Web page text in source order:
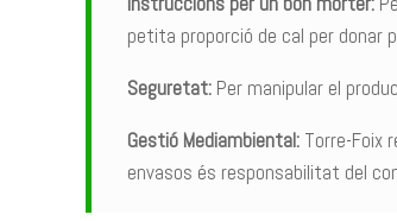
petita proporció de cal per donar
Seguretat: Per manipular el
Gestió Mediambiental: Torre-Foix
envasos és responsabilitat del